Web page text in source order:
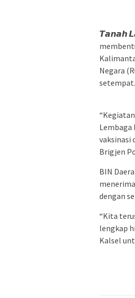
𝙏𝙖𝙣𝙖𝙝
Negara
setempat.
Lembaga
vaksinasi
Brigjen
BIN
dengan
“Kita
lengkap
Kalsel